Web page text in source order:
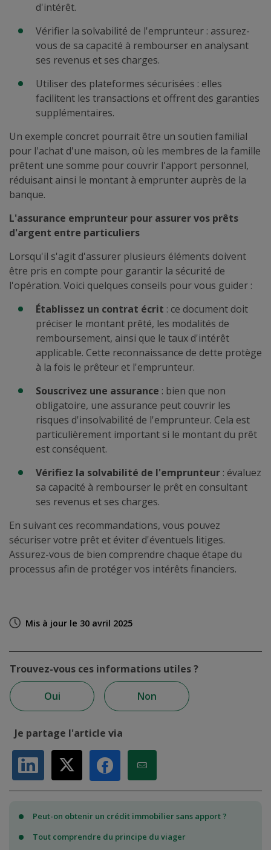
d'intérêt.
Vérifier la solvabilité de l'emprunteur : assurez-
vous de sa capacité à rembourser en analysant
ses revenus et ses charges.
Utiliser des plateformes sécurisées : elles
facilitent les transactions et offrent des garanties
supplémentaires.
Un exemple concret pourrait être un soutien familial
pour l'achat d'une maison, où les membres de la famille
prêtent une somme pour couvrir l'apport personnel,
réduisant ainsi le montant à emprunter auprès de la
banque.
L'assurance emprunteur pour assurer vos prêts
d'argent entre particuliers
Lorsqu'il s'agit d'assurer plusieurs éléments doivent
être pris en compte pour garantir la sécurité de
l'opération. Voici quelques conseils pour vous guider :
Établissez un contrat écrit : ce document doit
préciser le montant prêté, les modalités de
remboursement, ainsi que le taux d'intérêt
applicable. Cette reconnaissance de dette protège
à la fois le prêteur et l'emprunteur.
Souscrivez une assurance : bien que non
obligatoire, une assurance peut couvrir les
risques d'insolvabilité de l'emprunteur. Cela est
particulièrement important si le montant du prêt
est conséquent.
Vérifiez la solvabilité de l'emprunteur: évaluez
sa capacité à rembourser le prêt en consultant
ses revenus et ses charges.
En suivant ces recommandations, vous pouvez
sécuriser votre prêt et éviter d'éventuels litiges.
Assurez-vous de bien comprendre chaque étape du
processus afin de protéger vos intérêts financiers.
Mis à jour le 30 avril 2025
Trouvez-vous ces informations utiles ?
Oui Non
Je partage l'article via
Partager sur LinkedIn
Partager sur XPartager sur Facebook
Partager par Email
Peut-on obtenir un crédit immobilier sans apport ?
Tout comprendre du principe du viager